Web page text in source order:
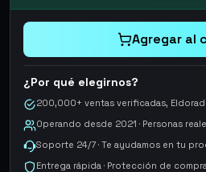
Agregar al
¿Por qué elegirnos?
200,000+ ventas verificadas,
Operando desde 2021 · Personas
Soporte 24/7 · Te ayudamos en tu
Entrega rápida · Protección de